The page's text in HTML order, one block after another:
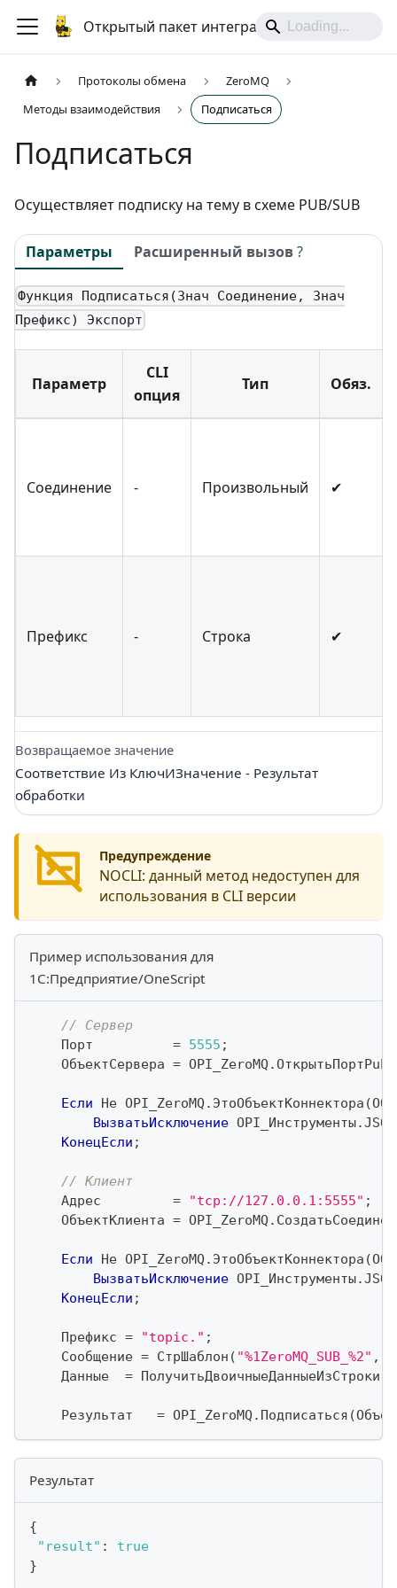
Открытый пакет интеграций
Протоколы обмена
ZeroMQ
Методы взаимодействия
Подписаться
Подписаться
Осуществляет подписку на тему в схеме PUB/SUB
Параметры Расширенный вызов?
Функция Подписаться(Знач Соединение, Знач
Префикс) Экспорт
Параметр
CLI
опция
Тип Обяз.
Соединение - Произвольный ✔
Префикс - Строка ✔
Возвращаемое значение
Соответствие Из КлючИЗначение - Результат
обработки
Предупреждение
NOCLI: данный метод недоступен для
использования в CLI версии
Пример использования для
1С:Предприятие/OneScript
// Сервер
    Порт
= 5555 ;
    ОбъектСервера
= OPI_ZeroMQ.ОткрытьПортPub
Если Не OPI_ZeroMQ. ЭтоОбъектКоннектора (
ВызватьИсключение OPI_Инструменты.
КонецЕсли ;
// Клиент
    Адрес
= "tcp://127.0.0.1:5555" ;
    ОбъектКлиента
= OPI_ZeroMQ.
Если Не OPI_ZeroMQ. ЭтоОбъектКоннектора (
ВызватьИсключение OPI_Инструменты.
КонецЕсли ;
    Префикс
= "topic." ;
    Сообщение
= СтрШаблон ( "%1ZeroMQ_SUB_%2" ,
    Данные
= ПолучитьДвоичныеДанныеИзСтроки
    Результат
= OPI_ZeroMQ. Подписаться (
Результат
{
"result" :
true
}